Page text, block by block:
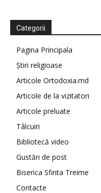
Categorii
Pagina Principala
Știri religioase
Articole Ortodoxia.md
Articole de la vizitatori
Articole preluate
Tâlcuiri
Bibliotecă video
Gustări de post
Biserica Sfinta Treime
Contacte